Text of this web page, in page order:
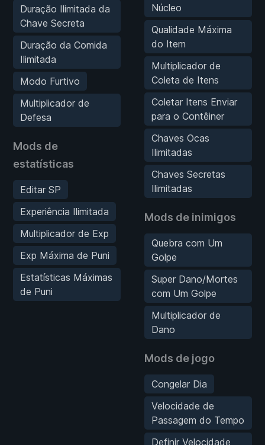
Duração Ilimitada da
Chave Secreta
Duração da Comida
Ilimitada
Modo Furtivo
Multiplicador de
Defesa
Mods de
estatísticas
Editar SP
Experiência Ilimitada
Multiplicador de Exp
Exp Máxima de Puni
Estatísticas Máximas
de Puni
Núcleo
Qualidade Máxima
do Item
Multiplicador de
Coleta de Itens
Coletar Itens Enviar
para o Contêiner
Chaves Ocas
Ilimitadas
Chaves Secretas
Ilimitadas
Mods de inimigos
Quebra com Um
Golpe
Super Dano/Mortes
com Um Golpe
Multiplicador de
Dano
Mods de jogo
Congelar Dia
Velocidade de
Passagem do Tempo
Definir Velocidade